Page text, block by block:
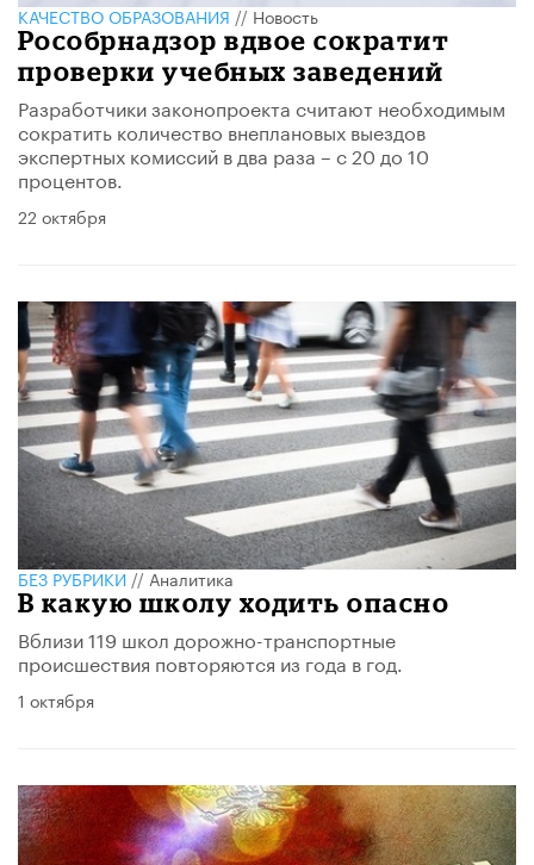
КАЧЕСТВО ОБРАЗОВАНИЯ//Новость
Рособрнадзор вдвое сократит
проверки учебных заведений
Разработчики законопроекта считают необходимым
сократить количество внеплановых выездов
экспертных комиссий в два раза – с 20 до 10
процентов.
22 октября
БЕЗ РУБРИКИ//Аналитика
В какую школу ходить опасно
Вблизи 119 школ дорожно-транспортные
происшествия повторяются из года в год.
1 октября